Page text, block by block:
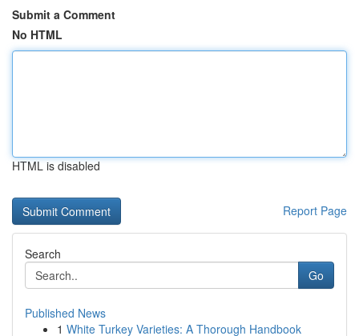
Submit a Comment
No HTML
HTML is disabled
Report Page
Search
Go
Published News
1 White Turkey Varieties: A Thorough Handbook